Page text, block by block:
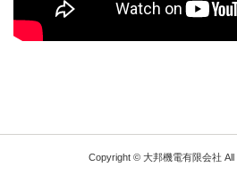
Copyright © 大邦機電有限会社 All